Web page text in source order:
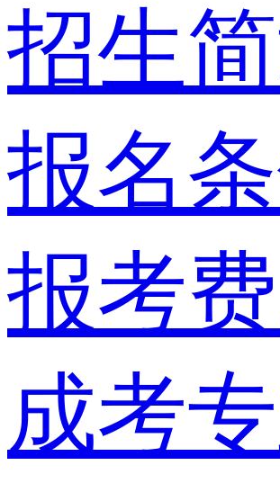
招生
报名
报考
成考